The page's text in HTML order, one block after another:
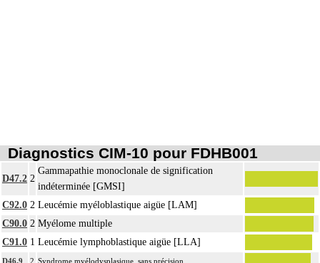
Diagnostics CIM-10 pour FDHB001
D47.2 2
Gammapathie monoclonale de signification
indéterminée [GMSI]
C92.0 2 Leucémie myéloblastique aigüe [LAM]
C90.0 2 Myélome multiple
C91.0 1 Leucémie lymphoblastique aigüe [LLA]
D46.9 2 Syndrome myélodysplasique, sans précision